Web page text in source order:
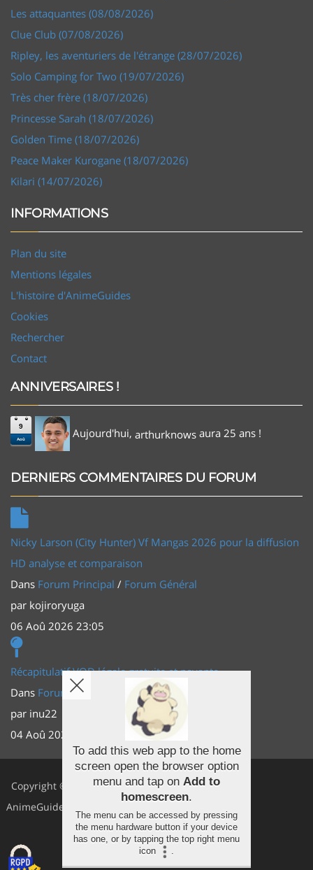
Les attaquantes (08/08/2026)
Clue Club (07/08/2026)
Ripley, les aventuriers de l'étrange (28/07/2026)
Solo Camping for Two (19/07/2026)
Très cher frère (18/07/2026)
Princesse Sarah (18/07/2026)
Golden Time (18/07/2026)
Peace Maker Kurogane (18/07/2026)
Kilari (14/07/2026)
INFORMATIONS
Plan du site
Mentions légales
L'histoire d'AnimeGuides
Cookies
Rechercher
Contact
ANNIVERSAIRES !
9
Aoû Aujourd'hui, arthurknows aura 25 ans !
DERNIERS COMMENTAIRES DU FORUM
Nicky Larson (City Hunter) Vf Mangas 2026 pour la diffusion
HD analyse et comparaison
Dans Forum Principal / Forum Général
par kojiroryuga
06 Aoû 2026 23:05
Récapitulatif VOD légale gratuite et payante
Dans Forum Principal
Actus (TV, vidéo, web)
par inu22
04 Aoû 2026 20:30
Copyright ©
AnimeGuides
Facebook
Youtube
Twitter
To add this web app to the home
screen open the browser option
menu and tap on Add to
homescreen.
The menu can be accessed by pressing
the menu hardware button if your device
has one, or by tapping the top right menu
icon
.